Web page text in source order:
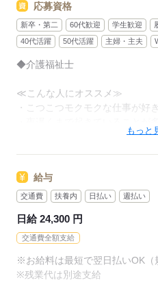
＼事前に職場見学OK！！／
職場の雰囲気を見学して、
自分に合うかどうか確認したう
一緒に考えますので、
なんでも相談してください。
応募
応募資格
新卒・第二 60代歓迎 学生歓迎
40代活躍
50代活躍 主婦・主夫
◆介護福祉士
≪こんな人にオススメ≫
・こつこつモクモクな仕事が好き
・丁寧に教えてくれる環境が良
当社でお仕事を始めた方の約60
"話を聞いてから決めたい"という
応募
もっと
給与
交通費 扶養内 日払い 週払い
日給 24,300 円
交通費全額支給
※お給料は最短で翌日払いOK（
※残業代は別途支給